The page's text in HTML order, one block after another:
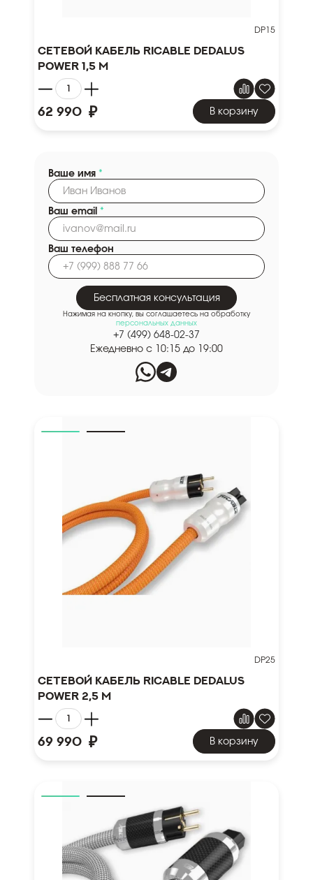
DP15
Сетевой кабель Ricable Dedalus
Power 1,5 m
62 990 ₽ В корзину
DP25
Сетевой кабель Ricable Dedalus
Power 2,5 m
69 990 ₽ В корзину
Ваше имя *
Ваш email *
Ваш телефон
Бесплатная консультация
Нажимая на кнопку, вы соглашаетесь на обработку
персональных данных
+7 (499) 648-02-37
Ежедневно с 10:15 до 19:00